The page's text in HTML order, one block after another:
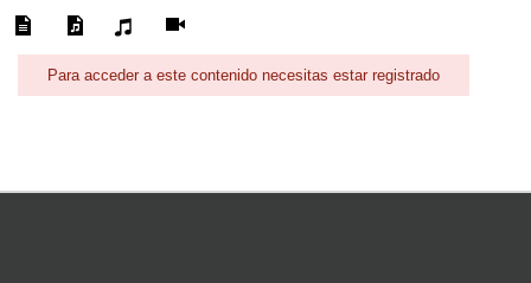
Para acceder a este contenido necesitas estar registrado